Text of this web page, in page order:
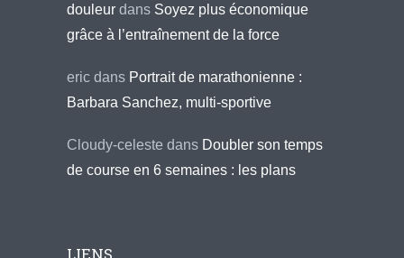
douleur dans Soyez plus économique
grâce à l’entraînement de la force
eric dans Portrait de marathonienne :
Barbara Sanchez, multi-sportive
Cloudy-celeste dans Doubler son temps
de course en 6 semaines : les plans